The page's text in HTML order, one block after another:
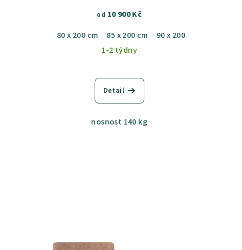
od 10 900 Kč
80 x 200 cm
85 x 200 cm 90 x 200 cm
1-2 týdny
Detail
nosnost 140 kg